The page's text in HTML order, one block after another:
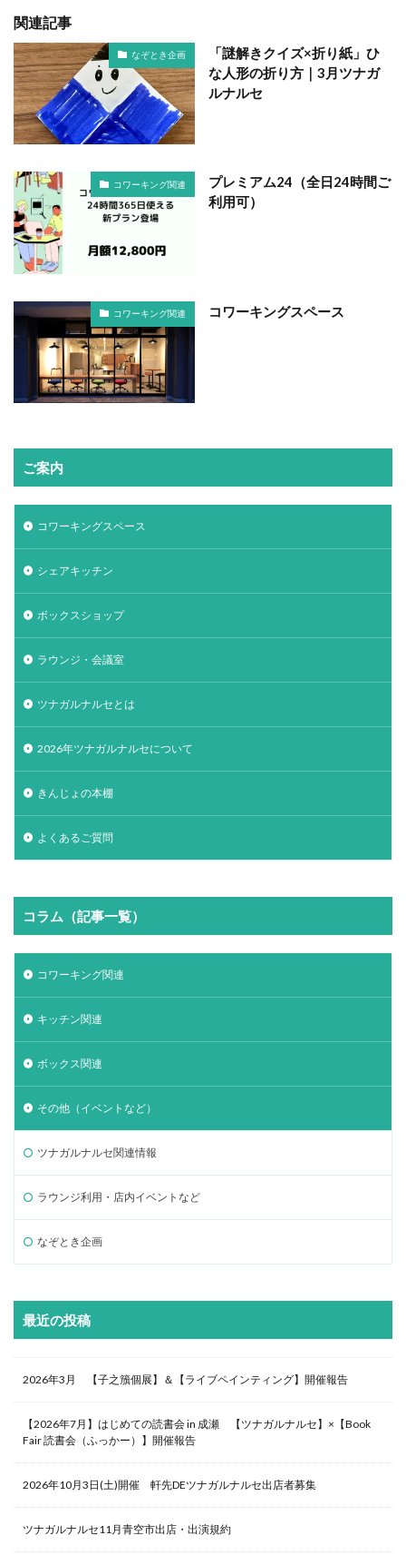
関連記事
なぞとき企画
「謎解きクイズ×折り紙」ひ
な人形の折り方｜3月ツナガ
ルナルセ
コワーキング関連
プレミアム24（全日24時間ご
利用可）
コワーキング関連 コワーキングスペース
ご案内
コワーキングスペース
シェアキッチン
ボックスショップ
ラウンジ・会議室
ツナガルナルセとは
2026年ツナガルナルセについて
きんじょの本棚
よくあるご質問
コラム（記事一覧）
コワーキング関連
キッチン関連
ボックス関連
その他（イベントなど）
ツナガルナルセ関連情報
ラウンジ利用・店内イベントなど
なぞとき企画
最近の投稿
2026年3月 【子之籏個展】＆【ライブペインティング】開催報告
【2026年7月】はじめての読書会 in 成瀬 【ツナガルナルセ】×【Book
Fair 読書会（ふっかー）】開催報告
2026年10月3日(土)開催 軒先DEツナガルナルセ出店者募集
ツナガルナルセ11月青空市出店・出演規約